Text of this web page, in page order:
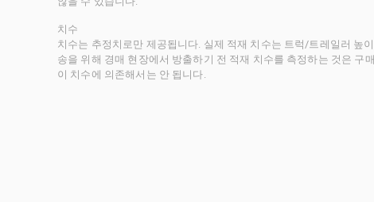
치수
치수는 추정치로만 제공됩니다. 실제 적재 치수는 트럭/트레일러 높
송을 위해 경매 현장에서 방출하기 전 적재 치수를 측정하는 것은 구
이 치수에 의존해서는 안 됩니다.